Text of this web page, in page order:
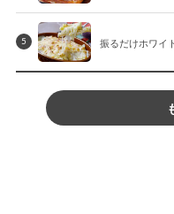
5 振るだけホワイ